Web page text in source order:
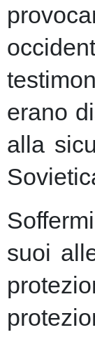
erano
alla
suoi